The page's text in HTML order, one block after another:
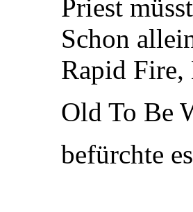
Priest
Schon
Rapid Fire,
Old To Be
befürchte